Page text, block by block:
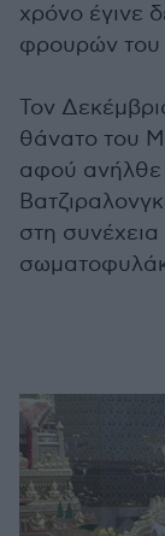
χρόνο έγινε
φρουρών του
Τον
θάνατο του
αφού
στη